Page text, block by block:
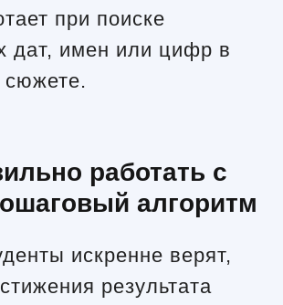
при поиске
дат, имен или цифр в
сюжете.
работать с
алгоритм
искренне верят,
результата